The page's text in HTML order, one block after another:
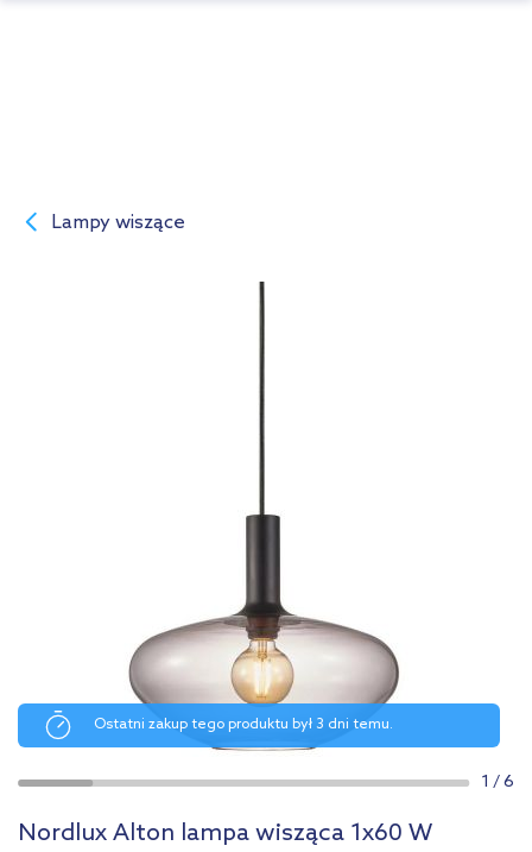
Lampy wiszące
Ostatni zakup tego produktu był 3 dni temu.
1 /6
Nordlux Alton lampa wisząca 1x60 W